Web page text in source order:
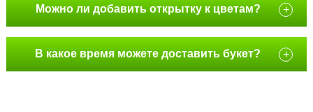
Можно ли добавить открытку к цветам? +
В какое время можете доставить букет? +